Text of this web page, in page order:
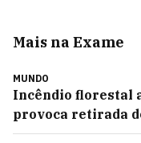
Mais na Exame
MUNDO
Incêndio florestal
provoca retirada